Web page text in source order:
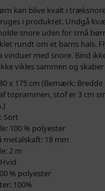
kan blive kvalt i
i produktet. Undgå
snore uden for små
rundt om et barns hals.
med snore. Bind
vikles sammen og
x 175 cm (Bemærk:
toprammen, stof er 3 cm
Sort
100 % polyester
metalskaft: 18 mm
2 m
% polyester
100%